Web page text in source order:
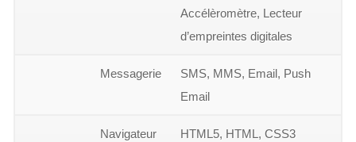
Accélèromètre, Lecteur
d’empreintes digitales
Messagerie
SMS, MMS, Email, Push
Email
Navigateur HTML5, HTML, CSS3